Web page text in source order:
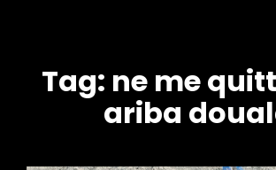
Tag: ne me
ariba